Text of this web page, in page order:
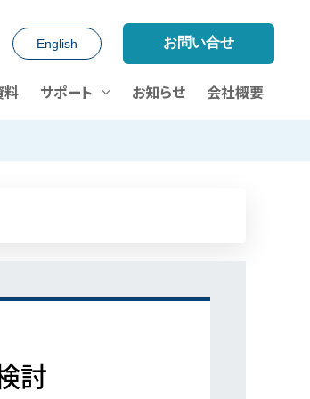
English お問い合せ
料 サポート お知らせ 会社概要
討